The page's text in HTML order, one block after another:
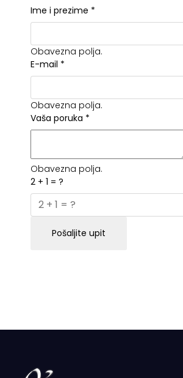
Ime i prezime *
Obavezna polja.
E-mail *
Obavezna polja.
Vaša poruka *
Obavezna polja.
2 + 1 = ?
Pošaljite upit